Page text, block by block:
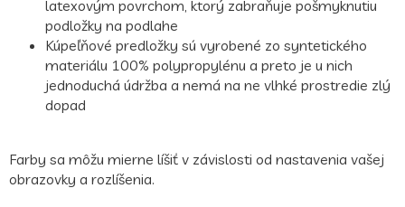
latexovým povrchom, ktorý zabraňuje pošmyknutiu
podložky na podlahe
Kúpeľňové predložky sú vyrobené zo syntetického
materiálu 100% polypropylénu a preto je u nich
jednoduchá údržba a nemá na ne vlhké prostredie zlý
dopad
Farby sa môžu mierne líšiť v závislosti od nastavenia vašej
obrazovky a rozlíšenia.